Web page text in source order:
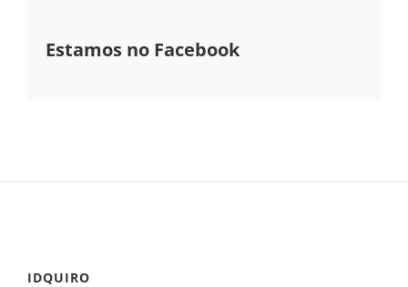
Estamos no Facebook
IDQUIRO